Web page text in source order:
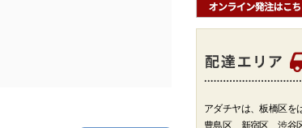
アダチヤは、板橋区を
豊島区、新宿区、渋谷